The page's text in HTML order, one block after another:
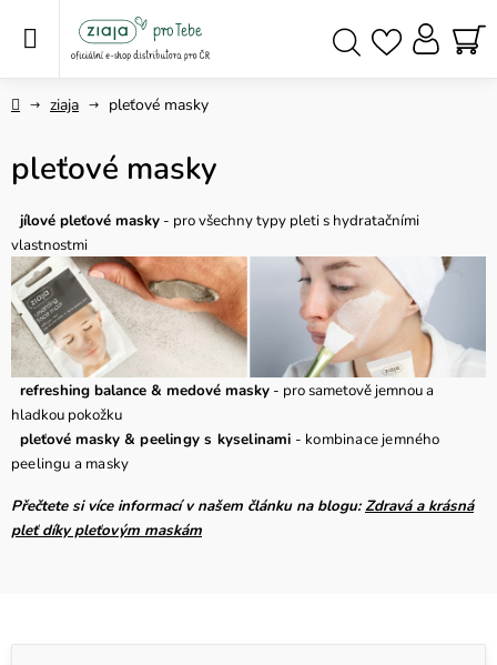
Domůziaja pleťové masky
pleťové masky
jílové pleťové masky - pro všechny typy pleti s hydratačními
vlastnostmi
refreshing balance & medové masky - pro sametově jemnou a
hladkou pokožku
pleťové masky & peelingy s kyselinami - kombinace jemného
peelingu a masky
Přečtete si více informací v našem článku na blogu:Zdravá a krásná
pleť díky pleťovým maskám
V